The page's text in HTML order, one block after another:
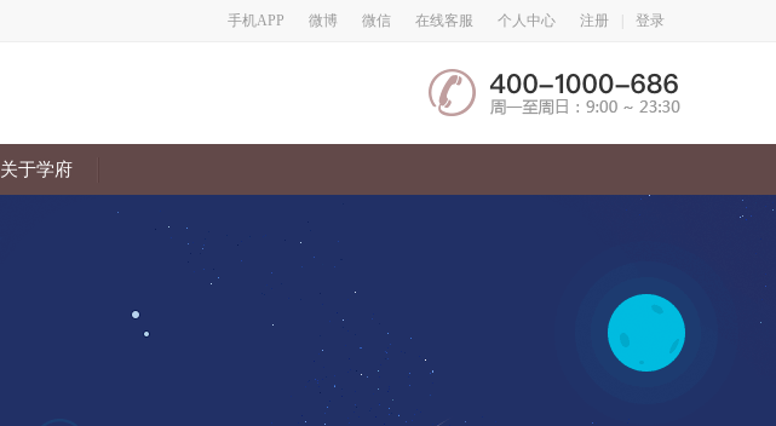
手机APP 微博 微信 在线客服 个人中心 注册 登录
关于学府